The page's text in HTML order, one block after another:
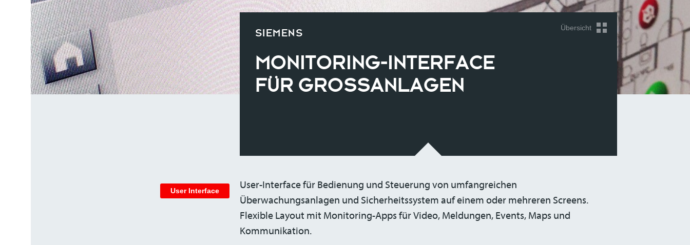
SIEMENS
MONITORING-INTERFACE
FÜR GROSSANLAGEN
Übersicht
User Interface
User-Interface für Bedienung und Steuerung von umfangreichen
Überwachungsanlagen und Sicherheitssystem auf einem oder mehreren Screens.
Flexible Layout mit Monitoring-Apps für Video, Meldungen, Events, Maps und
Kommunikation.